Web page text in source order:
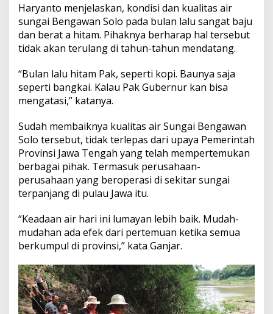
Haryanto menjelaskan, kondisi dan kualitas air
sungai Bengawan Solo pada bulan lalu sangat baju
dan berat a hitam. Pihaknya berharap hal tersebut
tidak akan terulang di tahun-tahun mendatang.
“Bulan lalu hitam Pak, seperti kopi. Baunya saja
seperti bangkai. Kalau Pak Gubernur kan bisa
mengatasi,” katanya.
Sudah membaiknya kualitas air Sungai Bengawan
Solo tersebut, tidak terlepas dari upaya Pemerintah
Provinsi Jawa Tengah yang telah mempertemukan
berbagai pihak. Termasuk perusahaan-
perusahaan yang beroperasi di sekitar sungai
terpanjang di pulau Jawa itu.
“Keadaan air hari ini lumayan lebih baik. Mudah-
mudahan ada efek dari pertemuan ketika semua
berkumpul di provinsi,” kata Ganjar.